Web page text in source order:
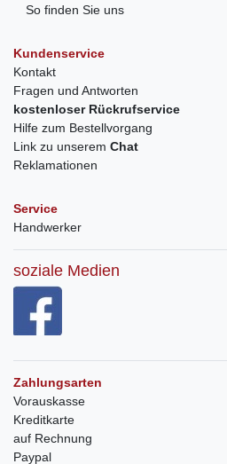
So finden Sie uns
Kundenservice
Kontakt
Fragen und Antworten
kostenloser Rückrufservice
Hilfe zum Bestellvorgang
Link zu unserem Chat
Reklamationen
Service
Handwerker
soziale Medien
Zahlungsarten
Vorauskasse
Kreditkarte
auf Rechnung
Paypal